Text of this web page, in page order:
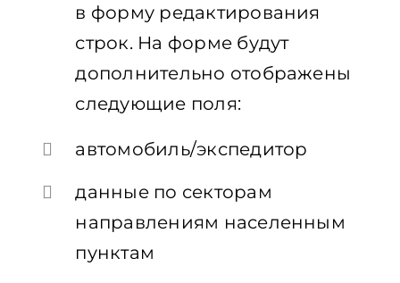
в форму редактирования
строк. На форме будут
дополнительно отображены
следующие поля:
автомобиль/экспедитор
данные по секторам
направлениям населенным
пунктам